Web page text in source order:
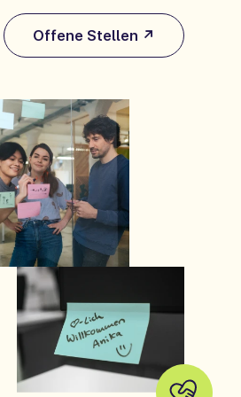
Offene Stellen ↗